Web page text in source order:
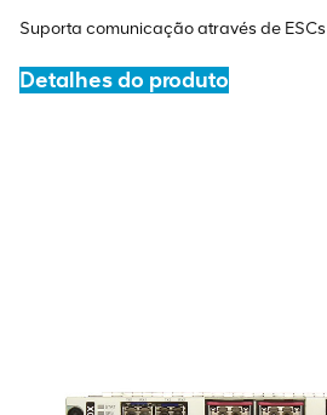
Suporta comunicação através de ESCs
Detalhes do produto